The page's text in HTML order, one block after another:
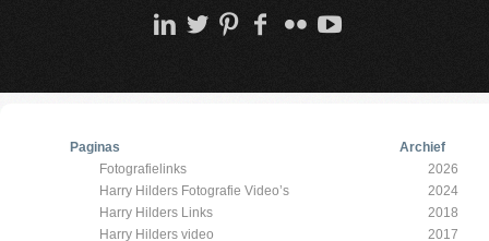
Paginas
Fotografielinks
Harry Hilders Fotografie Video’s
Harry Hilders Links
Harry Hilders video
Archief
2026
2024
2018
2017